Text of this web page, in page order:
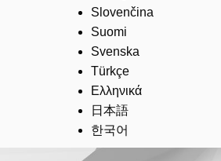
Slovenčina
Suomi
Svenska
Türkçe
Ελληνικά
日本語
한국어